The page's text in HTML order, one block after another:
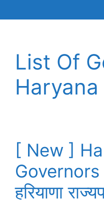
List Of
Haryana
[ New ]
Governors
हरियाणा